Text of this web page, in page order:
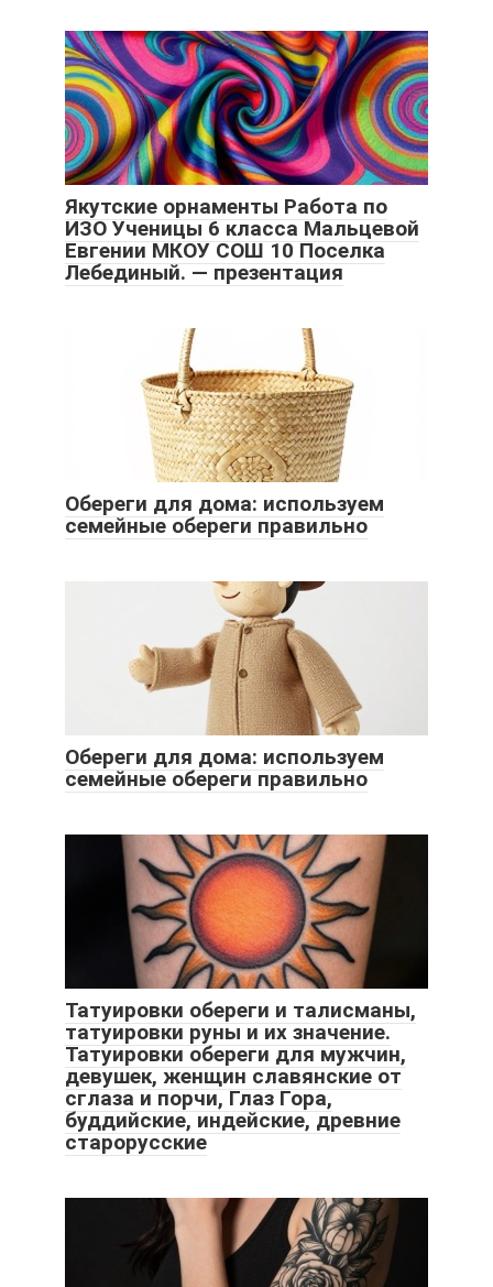
Якутские орнаменты Работа по
ИЗО Ученицы 6 класса Мальцевой
Евгении МКОУ СОШ 10 Поселка
Лебединый. — презентация
Обереги для дома: используем
семейные обереги правильно
Обереги для дома: используем
семейные обереги правильно
Татуировки обереги и талисманы,
татуировки руны и их значение.
Татуировки обереги для мужчин,
девушек, женщин славянские от
сглаза и порчи, Глаз Гора,
буддийские, индейские, древние
старорусские